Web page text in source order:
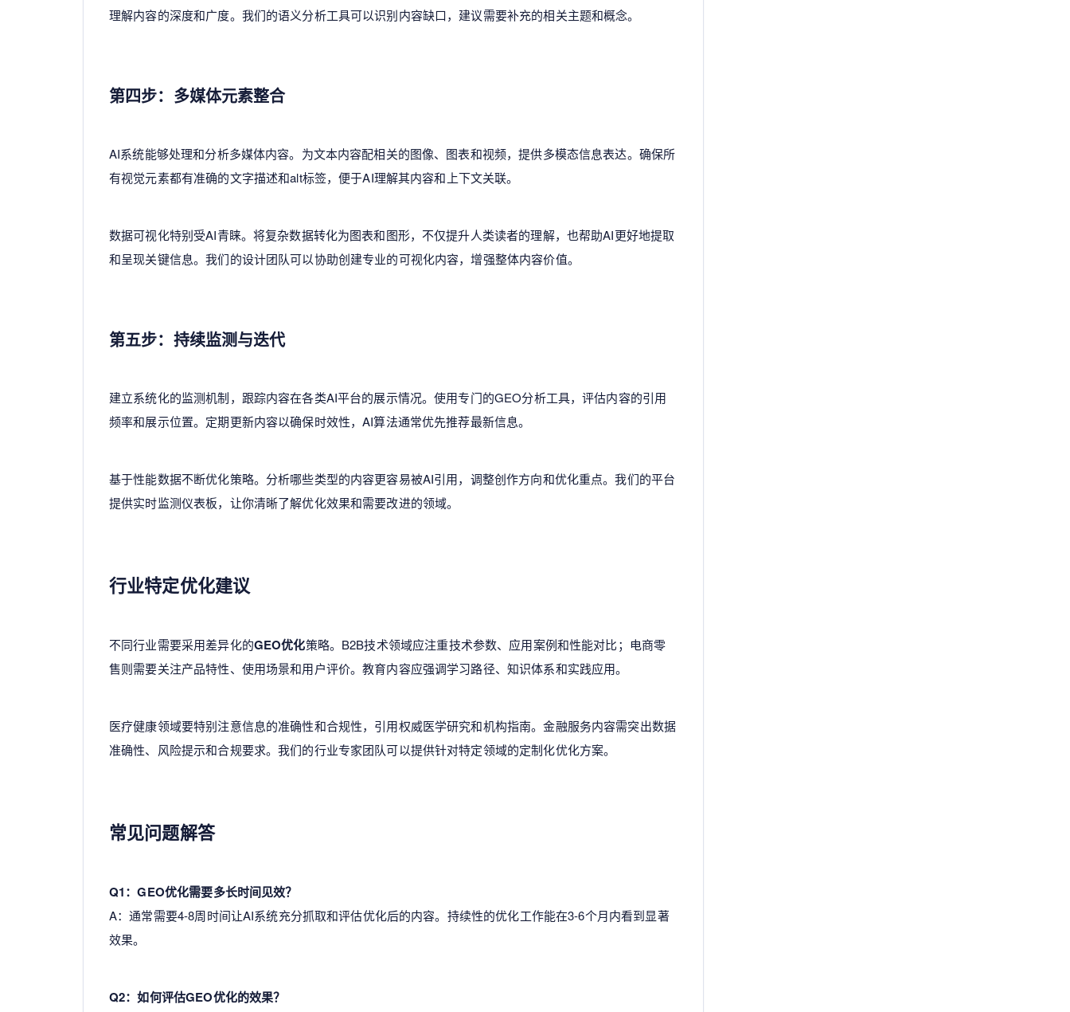
理解内容的深度和广度。我们的语义分析工具可以识别内容缺口，建议需要补充的相关主题和概念。
第四步：多媒体元素整合
AI系统能够处理和分析多媒体内容。为文本内容配相关的图像、图表和视频，提供多模态信息表达。确保所
有视觉元素都有准确的文字描述和alt标签，便于AI理解其内容和上下文关联。
数据可视化特别受AI青睐。将复杂数据转化为图表和图形，不仅提升人类读者的理解，也帮助AI更好地提取
和呈现关键信息。我们的设计团队可以协助创建专业的可视化内容，增强整体内容价值。
第五步：持续监测与迭代
建立系统化的监测机制，跟踪内容在各类AI平台的展示情况。使用专门的GEO分析工具，评估内容的引用
频率和展示位置。定期更新内容以确保时效性，AI算法通常优先推荐最新信息。
基于性能数据不断优化策略。分析哪些类型的内容更容易被AI引用，调整创作方向和优化重点。我们的平台
提供实时监测仪表板，让你清晰了解优化效果和需要改进的领域。
行业特定优化建议
不同行业需要采用差异化的GEO优化策略。B2B技术领域应注重技术参数、应用案例和性能对比；电商零
售则需要关注产品特性、使用场景和用户评价。教育内容应强调学习路径、知识体系和实践应用。
医疗健康领域要特别注意信息的准确性和合规性，引用权威医学研究和机构指南。金融服务内容需突出数据
准确性、风险提示和合规要求。我们的行业专家团队可以提供针对特定领域的定制化优化方案。
常见问题解答
Q1：GEO优化需要多长时间见效？
A：通常需要4-8周时间让AI系统充分抓取和评估优化后的内容。持续性的优化工作能在3-6个月内看到显著
效果。
Q2：如何评估GEO优化的效果？